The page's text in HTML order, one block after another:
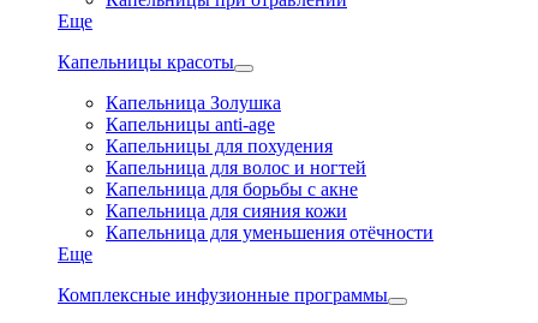
Еще
Капельницы красоты
Капельница Золушка
Капельницы anti-age
Капельницы для похудения
Капельница для волос и ногтей
Капельница для борьбы с акне
Капельница для сияния кожи
Капельница для уменьшения отёчности
Еще
Комплексные инфузионные программы